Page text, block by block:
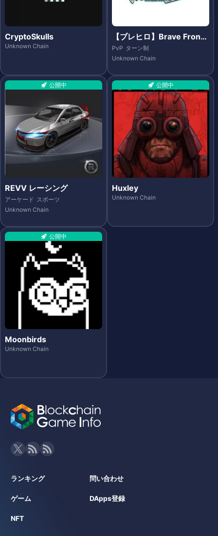
CryptoSkulls
Unknown Chain
【ブレヒロ】Brave Fronti
er Heroes（ブレイブ フロ
ンティア ヒーローズ）- Et
PvP ターン制
Unknown Chain
公開中
REVV レーシング
アーケード スポーツ
Unknown Chain
公開中
Huxley
Unknown Chain
公開中
Moonbirds
Unknown Chain
ランキング
ゲーム
NFT
問い合わせ
DApps登録